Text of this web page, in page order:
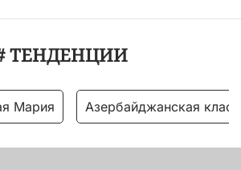
ТЕНДЕНЦИИ
Мария Азербайджанская